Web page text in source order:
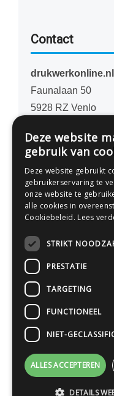
Contact
drukwerkonline.nl
Faunalaan 50
5928 RZ Venlo
077 - 741 07 41
KvK 12053217
Persoonlijk
Premium
Gratis
Deze website
gebruik van
Deze website gebruikt
gebruikerservaring te
onze website te
alle cookies in
Cookiebeleid. Lees
STRIKT
PRESTATIE
TARGETING
FUNCTIONEEL
NIET-
ALLES ACCEPTEREN
DETAILS